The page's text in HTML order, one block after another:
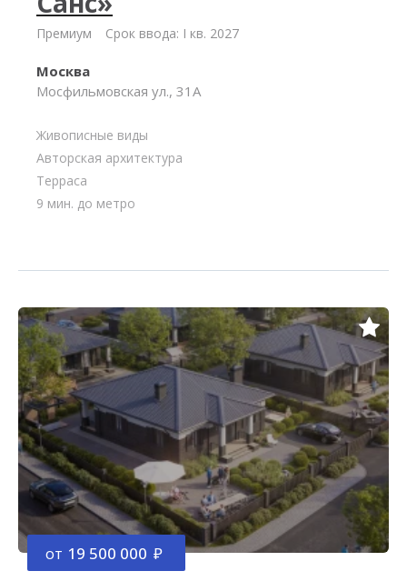
Премиум Срок ввода: I кв. 2027
Москва
Мосфильмовская ул., 31А
Живописные виды
Авторская архитектура
Терраса
9 мин. до метро
от 19 500 000